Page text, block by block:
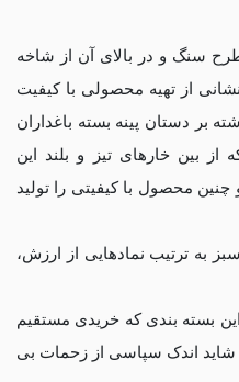
سنگ و در بالای آن از شاخه
از تهیه محصولی با کیفیت
بر دستان پینه بسته باغداران
بین خارهای تیز و بلند این
محصول با کیفیتی را تولید
به ترتیب نمادهایی از ارزش،
این بسته بندی که خریدی مستقیم
شاید اندک سپاسی از زحمات بی